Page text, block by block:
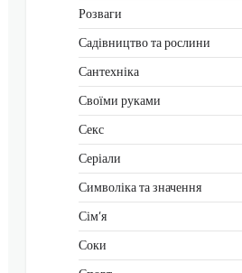
Розваги
Садівництво та рослини
Сантехніка
Своїми руками
Секс
Серіали
Символіка та значення
Сім’я
Соки